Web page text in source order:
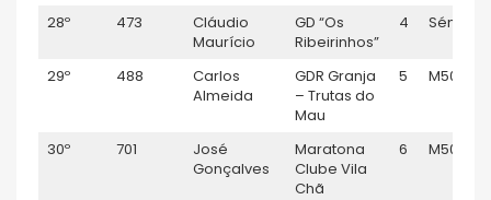
28º 473
Cláudio
Maurício
GD “Os
Ribeirinhos”
4 Sénior M
29º 488
Carlos
Almeida
GDR Granja
– Trutas do
Mau
5 M50
30º 701
José
Gonçalves
Maratona
Clube Vila
Chã
6 M50